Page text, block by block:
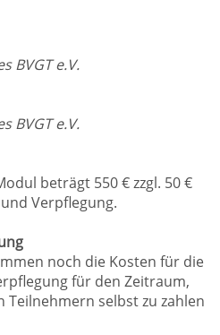
BVGT e.V.
BVGT e.V.
beträgt 550 € zzgl. 50 €
Verpflegung.
noch die Kosten für die
für den Zeitraum,
Teilnehmern selbst zu zahlen